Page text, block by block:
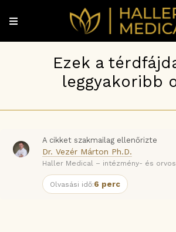
Ezek a
leggyakoribb
A cikket szakmailag ellenőrizte
Dr. Vezér Márton Ph.D.
Haller Medical – intézmény- és orvos
Olvasási idő:6 perc